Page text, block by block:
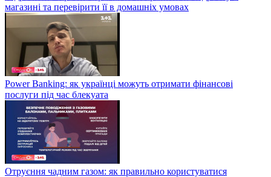
магазині та перевірити її в домашніх умовах
Power Banking: як українці можуть отримати фінансові
послуги під час блекуата
Отруєння чадним газом: як правильно користуватися